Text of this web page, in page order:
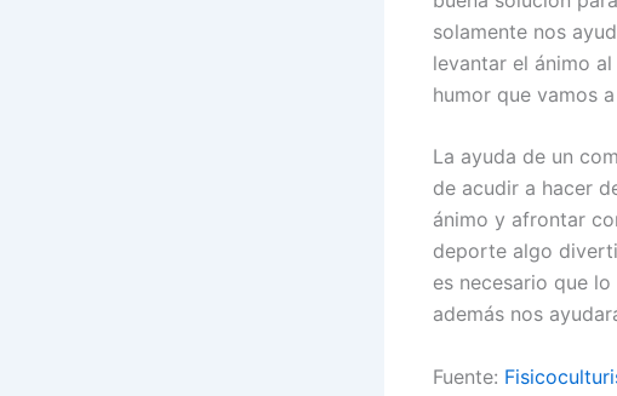
solamente nos
levantar el ánimo
humor que vamos
La ayuda de un
de acudir a hacer
ánimo y afrontar
deporte algo
es necesario que
además nos
Fuente: